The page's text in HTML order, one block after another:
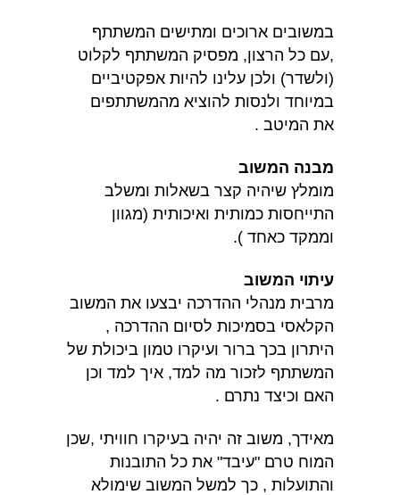
במשובים ארוכים ומתישים המשתתף
,עם כל הרצון, מפסיק המשתתף לקלוט
(ולשדר) ולכן עלינו להיות אפקטיביים
במיוחד ולנסות להוציא מהמשתתפים
את המיטב .
מבנה המשוב
מומלץ שיהיה קצר בשאלות ומשלב
התייחסות כמותית ואיכותית (מגוון
וממקד כאחד ).
עיתוי המשוב
מרבית מנהלי ההדרכה יבצעו את המשוב
הקלאסי בסמיכות לסיום ההדרכה ,
היתרון בכך ברור ועיקרו טמון ביכולת של
המשתתף לזכור מה למד, איך למד וכן
האם וכיצד נתרם .
מאידך, משוב זה יהיה בעיקרו חוויתי ,שכן
המוח טרם "עיבד" את כל התובנות
והתועלות , כך למשל המשוב שימולא